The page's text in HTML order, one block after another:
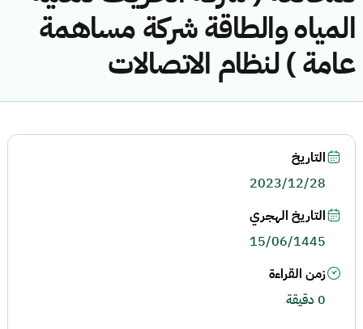
المياه والطاقة شركة مساهمة
عامة ) لنظام الاتصالات
التاريخ
2023/12/28
التاريخ الهجري
15/06/1445
زمن القراءة
0 دقيقة